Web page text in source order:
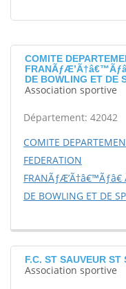
COMITE
DE BOWLING ET DE
Association sportive
Département: 42042
COMITE
FEDERATION
FRANÃƒÆ’Ã†â€™Ãƒâ€
DE BOWLING ET DE
F.C. ST SAUVEUR ST
Association sportive